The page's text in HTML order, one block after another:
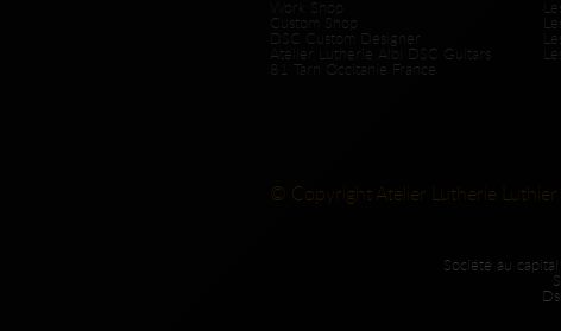
Work Shop
Custom Shop
DSC Custom Designer
Atelier Lutherie Albi DSC Guitars
81 Tarn Occitanie France
© Copyright Atelier Lutherie
Société au